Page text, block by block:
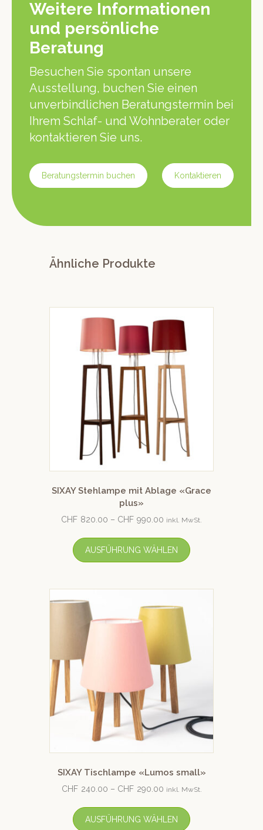
Weitere Informationen
und persönliche
Beratung
Besuchen Sie spontan unsere
Ausstellung, buchen Sie einen
unverbindlichen Beratungstermin bei
Ihrem Schlaf- und Wohnberater oder
kontaktieren Sie uns.
Beratungstermin buchen Kontaktieren
Ähnliche Produkte
SIXAY Stehlampe mit Ablage «Grace
plus»
CHF 820.00 – CHF 990.00 inkl. MwSt.
AUSFÜHRUNG WÄHLEN
SIXAY Tischlampe «Lumos small»
CHF 240.00 – CHF 290.00 inkl. MwSt.
AUSFÜHRUNG WÄHLEN